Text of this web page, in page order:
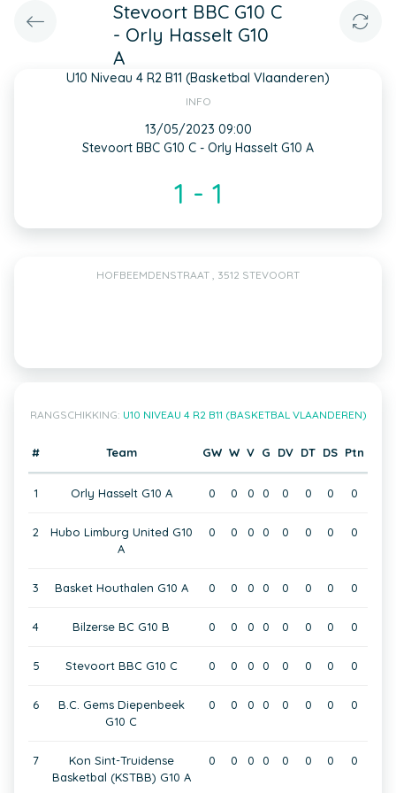
Stevoort BBC G10 C
- Orly Hasselt G10
A
U10 Niveau 4 R2 B11 (Basketbal Vlaanderen)
INFO
13/05/2023 09:00
Stevoort BBC G10 C - Orly Hasselt G10 A
1 - 1
HOFBEEMDENSTRAAT , 3512 STEVOORT
RANGSCHIKKING: U10 NIVEAU 4 R2 B11 (BASKETBAL VLAANDEREN)
# Team GW W V G DV DT DS Ptn
1 Orly Hasselt G10 A 0 0 0 0 0 0 0 0
2
Hubo Limburg United G10
A
0 0 0 0 0 0 0 0
3 Basket Houthalen G10 A 0 0 0 0 0 0 0 0
4 Bilzerse BC G10 B 0 0 0 0 0 0 0 0
5 Stevoort BBC G10 C 0 0 0 0 0 0 0 0
6
B.C. Gems Diepenbeek
G10 C
0 0 0 0 0 0 0 0
7
Kon Sint-Truidense
Basketbal (KSTBB) G10 A
0 0 0 0 0 0 0 0